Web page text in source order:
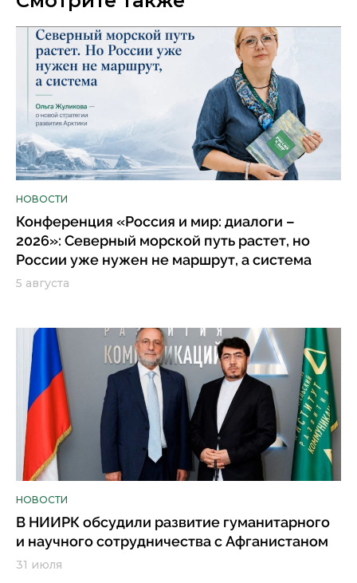
НОВОСТИ
Конференция «Россия и мир: диалоги –
2026»: Северный морской путь растет, но
России уже нужен не маршрут, а система
5 августа
НОВОСТИ
В НИИРК обсудили развитие гуманитарного
и научного сотрудничества с Афганистаном
31 июля